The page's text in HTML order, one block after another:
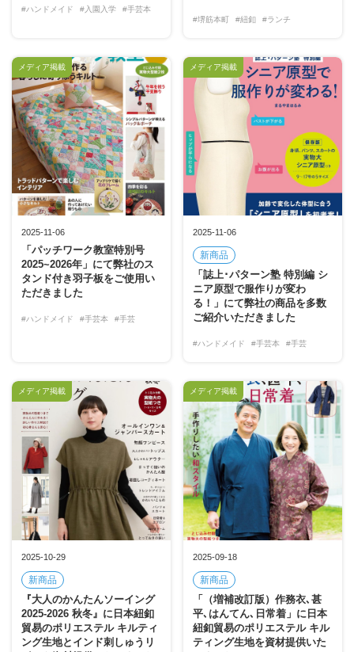
#ハンドメイド #入園入学 #手芸本
#堺筋本町 #紐釦 #ランチ
2025-11-06
「パッチワーク教室特別号
2025~2026年」にて弊社のス
タンド付き羽子板をご使用い
ただきました
#ハンドメイド #手芸本 #手芸
メディア掲載
2025-11-06
新商品
「誌上･パターン塾 特別編 シ
ニア原型で服作りが変わ
る！」にて弊社の商品を多数
ご紹介いただきました
#ハンドメイド #手芸本 #手芸
メディア掲載
2025-10-29
新商品
『大人のかんたんソーイング
2025-2026 秋冬』に日本紐釦
貿易のポリエステル キルティ
ング生地とインド刺しゅうリ
メディア掲載
2025-09-18
新商品
「（増補改訂版）作務衣､甚
平､はんてん､日常着」に日本
紐釦貿易のポリエステル キル
ティング生地を資材提供いた
メディア掲載